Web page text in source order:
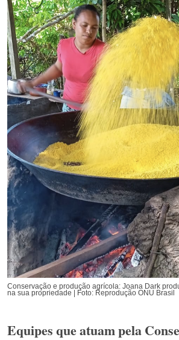
Conservação e produção agrícola: Joana Dark
na sua propriedade | Foto: Reprodução ONU Brasil
Equipes que atuam pela